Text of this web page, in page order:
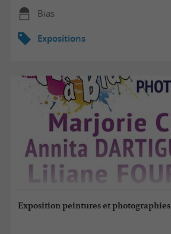
Bias
Expositions
Exposition peintures et photographies